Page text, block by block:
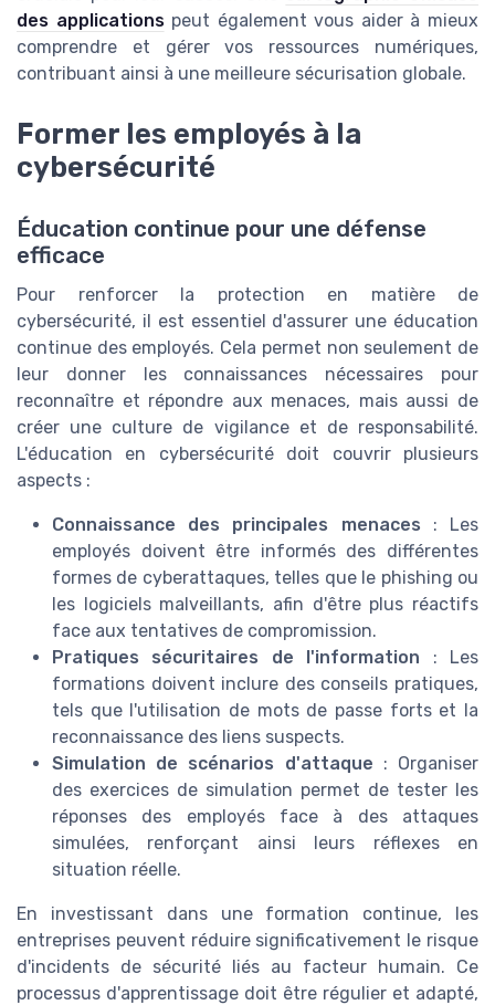
des applicationspeut également vous aider à mieux
comprendre et gérer vos ressources numériques,
contribuant ainsi à une meilleure sécurisation globale.
Former les employés à la
cybersécurité
Éducation continue pour une défense
efficace
Pour renforcer la protection en matière de
cybersécurité, il est essentiel d'assurer une éducation
continue des employés. Cela permet non seulement de
leur donner les connaissances nécessaires pour
reconnaître et répondre aux menaces, mais aussi de
créer une culture de vigilance et de responsabilité.
L'éducation en cybersécurité doit couvrir plusieurs
aspects :
Connaissance des principales menaces : Les
employés doivent être informés des différentes
formes de cyberattaques, telles que le phishing ou
les logiciels malveillants, afin d'être plus réactifs
face aux tentatives de compromission.
Pratiques sécuritaires de l'information : Les
formations doivent inclure des conseils pratiques,
tels que l'utilisation de mots de passe forts et la
reconnaissance des liens suspects.
Simulation de scénarios d'attaque : Organiser
des exercices de simulation permet de tester les
réponses des employés face à des attaques
simulées, renforçant ainsi leurs réflexes en
situation réelle.
En investissant dans une formation continue, les
entreprises peuvent réduire significativement le risque
d'incidents de sécurité liés au facteur humain. Ce
processus d'apprentissage doit être régulier et adapté,